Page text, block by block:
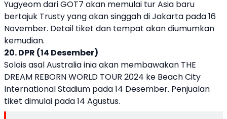
Yugyeom dari GOT7 akan memulai tur Asia baru
bertajuk Trusty yang akan singgah di Jakarta pada 16
November. Detail tiket dan tempat akan diumumkan
kemudian.
20. DPR (14 Desember)
Solois asal Australia inia akan membawakan THE
DREAM REBORN WORLD TOUR 2024 ke Beach City
International Stadium pada 14 Desember. Penjualan
tiket dimulai pada 14 Agustus.